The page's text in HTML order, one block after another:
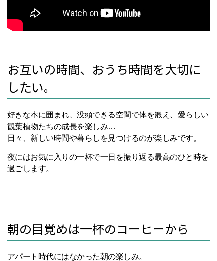
お互いの時間、おうち時間を大切に
したい。
好きな本に囲まれ、没頭できる空間で体を鍛え、愛らしい
観葉植物たちの成長を楽しみ…
日々、新しい時間や暮らしを見つけるのが楽しみです。
夜にはお気に入りの一杯で一日を振り返る最高のひと時を
過ごします。
朝の目覚めは一杯のコーヒーから
アパート時代にはなかった朝の楽しみ。